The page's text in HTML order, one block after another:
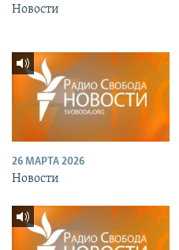
Новости
26 МАРТА 2026
Новости